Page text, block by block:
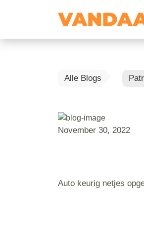
Alle Blogs
November 30, 2022
Auto keurig netjes